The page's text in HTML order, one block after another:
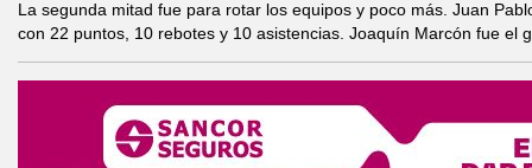
La segunda mitad fue para rotar los equipos y poco más. Juan
con 22 puntos, 10 rebotes y 10 asistencias. Joaquín Marcón fue el